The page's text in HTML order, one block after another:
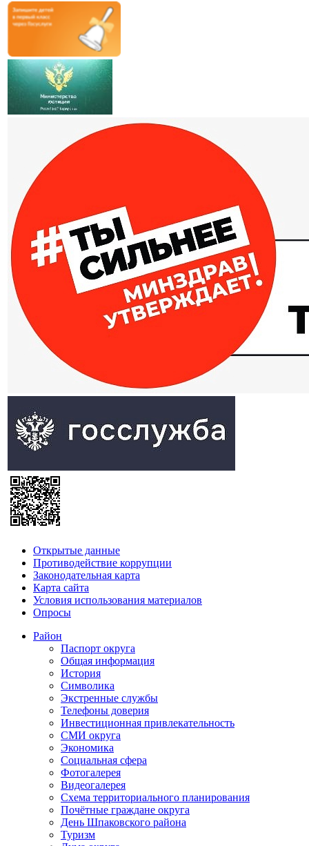
Открытые данные
Противодействие коррупции
Законодательная карта
Карта сайта
Условия использования материалов
Опросы
Район
Паспорт округа
Общая информация
История
Символика
Экстренные службы
Телефоны доверия
Инвестиционная привлекательность
СМИ округа
Экономика
Социальная сфера
Фотогалерея
Видеогалерея
Схема территориального планирования
Почётные граждане округа
День Шпаковского района
Туризм